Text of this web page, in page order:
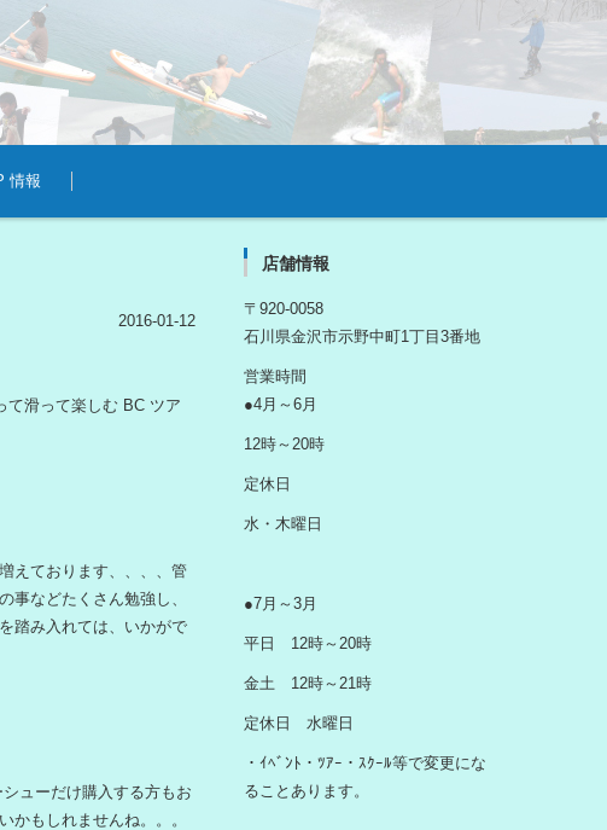
情報
2016-01-12
て滑って楽しむ BC ツア
えております、、、、管
事などたくさん勉強し、
踏み入れては、いかがで
ューだけ購入する方もお
かもしれませんね。。。
店舗情報
〒920-0058
石川県金沢市示野中町1丁目3番地
営業時間
●4月～6月
12時～20時
定休日
水・木曜日
●7月～3月
平日 12時～20時
金土 12時～21時
定休日 水曜日
・ｲﾍﾞﾝﾄ・ﾂｱｰ・ｽｸｰﾙ等で変更にな
ることあります。